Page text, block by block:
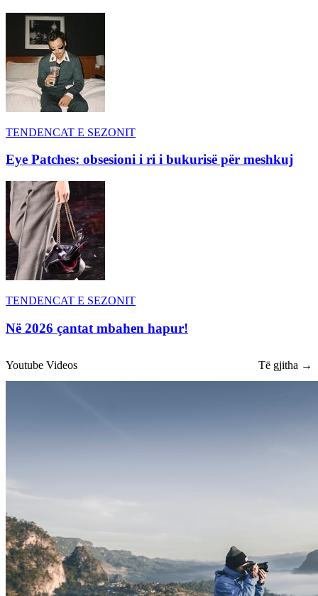
TENDENCAT E SEZONIT
Eye Patches: obsesioni i ri i bukurisë për meshkuj
TENDENCAT E SEZONIT
Në 2026 çantat mbahen hapur!
Youtube Videos Të gjitha →